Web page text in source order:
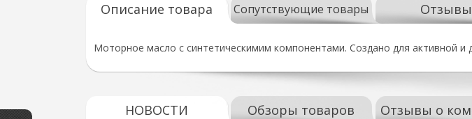
Описание товара Сопутствующие товары Отзывы
Моторное масло с синтетическимим компонентами. Создано для активной
НОВОСТИ Обзоры товаров Отзывы о